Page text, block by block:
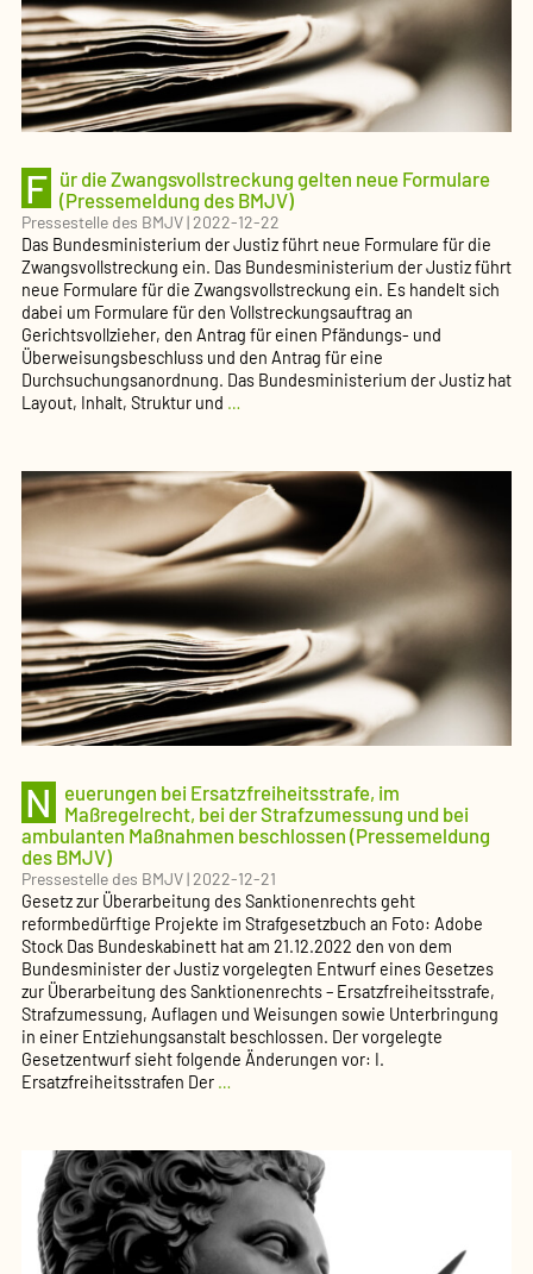
BMJV)
F ür die Zwangsvollstreckung gelten neue Formulare
(Pressemeldung des BMJV)
Pressestelle des BMJV|2022-12-22
Das Bundesministerium der Justiz führt neue Formulare für die
Zwangsvollstreckung ein. Das Bundesministerium der Justiz führt
neue Formulare für die Zwangsvollstreckung ein. Es handelt sich
dabei um Formulare für den Vollstreckungsauftrag an
Gerichtsvollzieher, den Antrag für einen Pfändungs- und
Überweisungsbeschluss und den Antrag für eine
Durchsuchungsanordnung. Das Bundesministerium der Justiz hat
Layout, Inhalt, Struktur und …
gelten
neue
Formulare
(Pressemeldung
des
BMJV)
N
euerungen bei Ersatzfreiheitsstrafe, im
Maßregelrecht, bei der Strafzumessung und bei
ambulanten Maßnahmen beschlossen (Pressemeldung
des BMJV)
Pressestelle des BMJV|2022-12-21
Gesetz zur Überarbeitung des Sanktionenrechts geht
reformbedürftige Projekte im Strafgesetzbuch an Foto: Adobe
Stock Das Bundeskabinett hat am 21.12.2022 den von dem
Bundesminister der Justiz vorgelegten Entwurf eines Gesetzes
zur Überarbeitung des Sanktionenrechts – Ersatzfreiheitsstrafe,
Strafzumessung, Auflagen und Weisungen sowie Unterbringung
in einer Entziehungsanstalt beschlossen. Der vorgelegte
Gesetzentwurf sieht folgende Änderungen vor: I.
Ersatzfreiheitsstrafen Der …
im
Maßregelrecht,
bei
Strafzumessung
und